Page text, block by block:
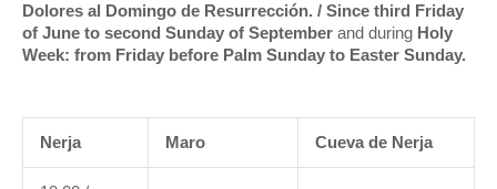
Dolores al Domingo de Resurrección. / Since third Friday
of June to second Sunday of September and during Holy
Week: from Friday before Palm Sunday to Easter Sunday.
Nerja Maro Cueva de Nerja